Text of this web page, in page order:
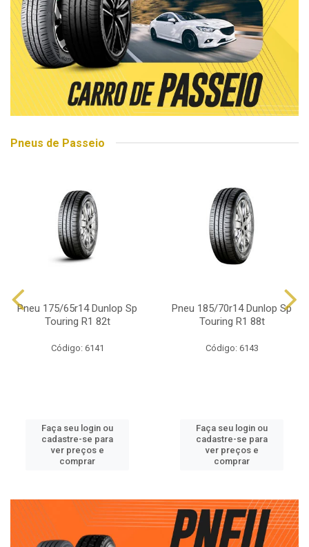
Pneus de Passeio
Pneu 175/65r14 Dunlop Sp
Touring R1 82t
Código: 6141
Faça seu login ou
cadastre-se para
ver preços e
comprar
Pneu 185/70r14 Dunlop Sp
Touring R1 88t
Código: 6143
Faça seu login ou
cadastre-se para
ver preços e
comprar